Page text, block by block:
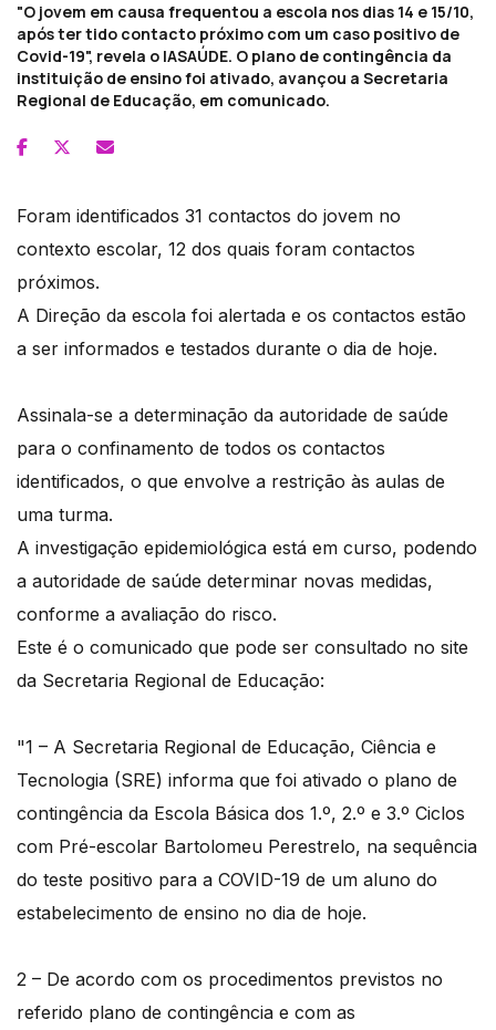
"O jovem em causa frequentou a escola nos dias 14 e 15/10,
após ter tido contacto próximo com um caso positivo de
Covid-19", revela o IASAÚDE. O plano de contingência da
instituição de ensino foi ativado, avançou a Secretaria
Regional de Educação, em comunicado.
Foram identificados 31 contactos do jovem no
contexto escolar, 12 dos quais foram contactos
próximos.
A Direção da escola foi alertada e os contactos estão
a ser informados e testados durante o dia de hoje.
Assinala-se a determinação da autoridade de saúde
para o confinamento de todos os contactos
identificados, o que envolve a restrição às aulas de
uma turma.
A investigação epidemiológica está em curso, podendo
a autoridade de saúde determinar novas medidas,
conforme a avaliação do risco.
Este é o comunicado que pode ser consultado no site
da Secretaria Regional de Educação:
"1 – A Secretaria Regional de Educação, Ciência e
Tecnologia (SRE) informa que foi ativado o plano de
contingência da Escola Básica dos 1.º, 2.º e 3.º Ciclos
com Pré-escolar Bartolomeu Perestrelo, na sequência
do teste positivo para a COVID-19 de um aluno do
estabelecimento de ensino no dia de hoje.
2 – De acordo com os procedimentos previstos no
referido plano de contingência e com as